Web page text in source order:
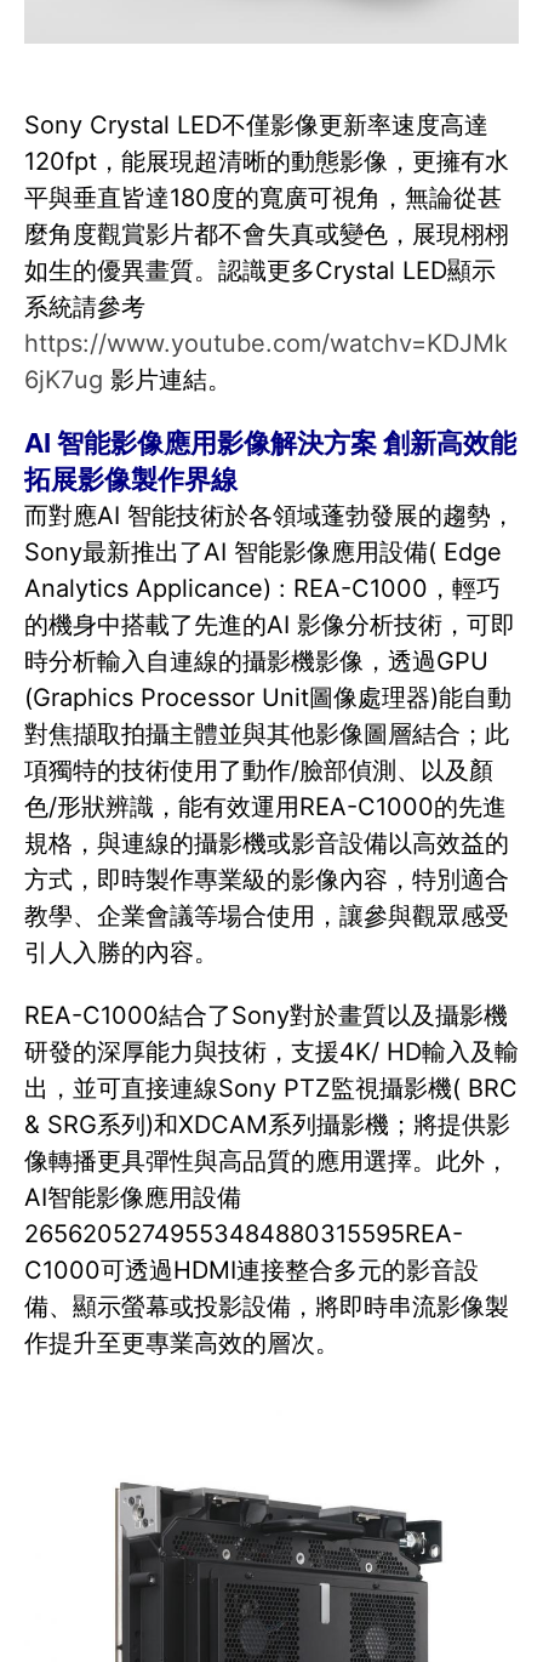
Sony Crystal LED不僅影像更新率速度高達
120fpt，能展現超清晰的動態影像，更擁有水
平與垂直皆達180度的寬廣可視角，無論從甚
麼角度觀賞影片都不會失真或變色，展現栩栩
如生的優異畫質。認識更多Crystal LED顯示
系統請參考
https://www.youtube.com/watchv=KDJMk
6jK7ug 影片連結。
AI 智能影像應用影像解決方案 創新高效能
拓展影像製作界線
而對應AI 智能技術於各領域蓬勃發展的趨勢，
Sony最新推出了AI 智能影像應用設備( Edge
Analytics Applicance) : REA-C1000，輕巧
的機身中搭載了先進的AI 影像分析技術，可即
時分析輸入自連線的攝影機影像，透過GPU
(Graphics Processor Unit圖像處理器)能自動
對焦擷取拍攝主體並與其他影像圖層結合；此
項獨特的技術使用了動作/臉部偵測、以及顏
色/形狀辨識，能有效運用REA-C1000的先進
規格，與連線的攝影機或影音設備以高效益的
方式，即時製作專業級的影像內容，特別適合
教學、企業會議等場合使用，讓參與觀眾感受
引人入勝的內容。
REA-C1000結合了Sony對於畫質以及攝影機
研發的深厚能力與技術，支援4K/ HD輸入及輸
出，並可直接連線Sony PTZ監視攝影機( BRC
& SRG系列)和XDCAM系列攝影機；將提供影
像轉播更具彈性與高品質的應用選擇。此外，
AI智能影像應用設備
26562052749553484880315595REA-
C1000可透過HDMI連接整合多元的影音設
備、顯示螢幕或投影設備，將即時串流影像製
作提升至更專業高效的層次。